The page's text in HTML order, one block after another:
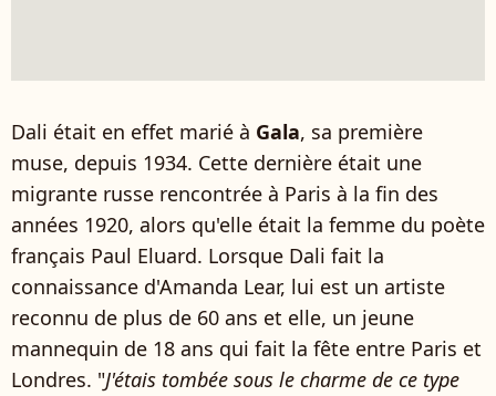
Dali était en effet marié à Gala, sa première
muse, depuis 1934. Cette dernière était une
migrante russe rencontrée à Paris à la fin des
années 1920, alors qu'elle était la femme du poète
français Paul Eluard. Lorsque Dali fait la
connaissance d'Amanda Lear, lui est un artiste
reconnu de plus de 60 ans et elle, un jeune
mannequin de 18 ans qui fait la fête entre Paris et
Londres. "J'étais tombée sous le charme de ce type